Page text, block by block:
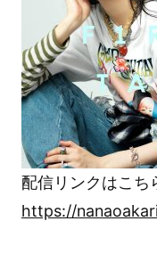
配信リンクはこち
https://